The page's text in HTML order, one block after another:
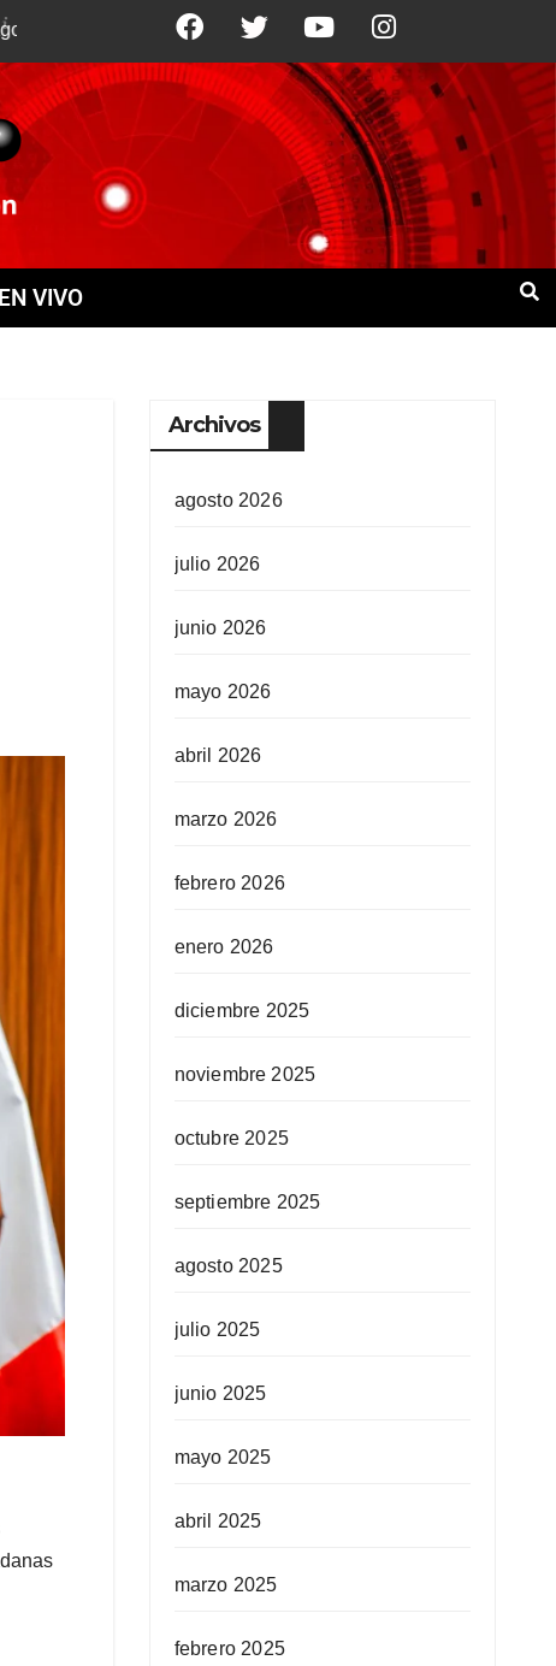
+22°C 9 Ago
EN VIVO
Archivos
agosto 2026
julio 2026
junio 2026
mayo 2026
abril 2026
marzo 2026
febrero 2026
enero 2026
diciembre 2025
noviembre 2025
octubre 2025
septiembre 2025
agosto 2025
julio 2025
junio 2025
mayo 2025
abril 2025
marzo 2025
febrero 2025